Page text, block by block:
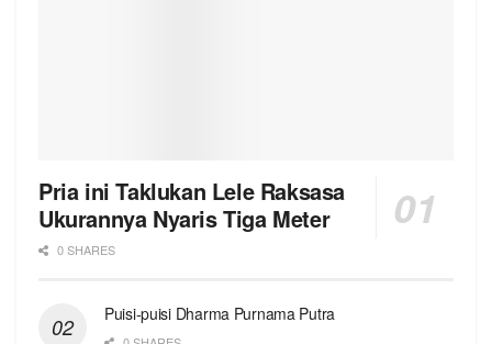
Pria ini Taklukan Lele Raksasa
Ukurannya Nyaris Tiga Meter
0 SHARES
Puisi-puisi Dharma Purnama Putra